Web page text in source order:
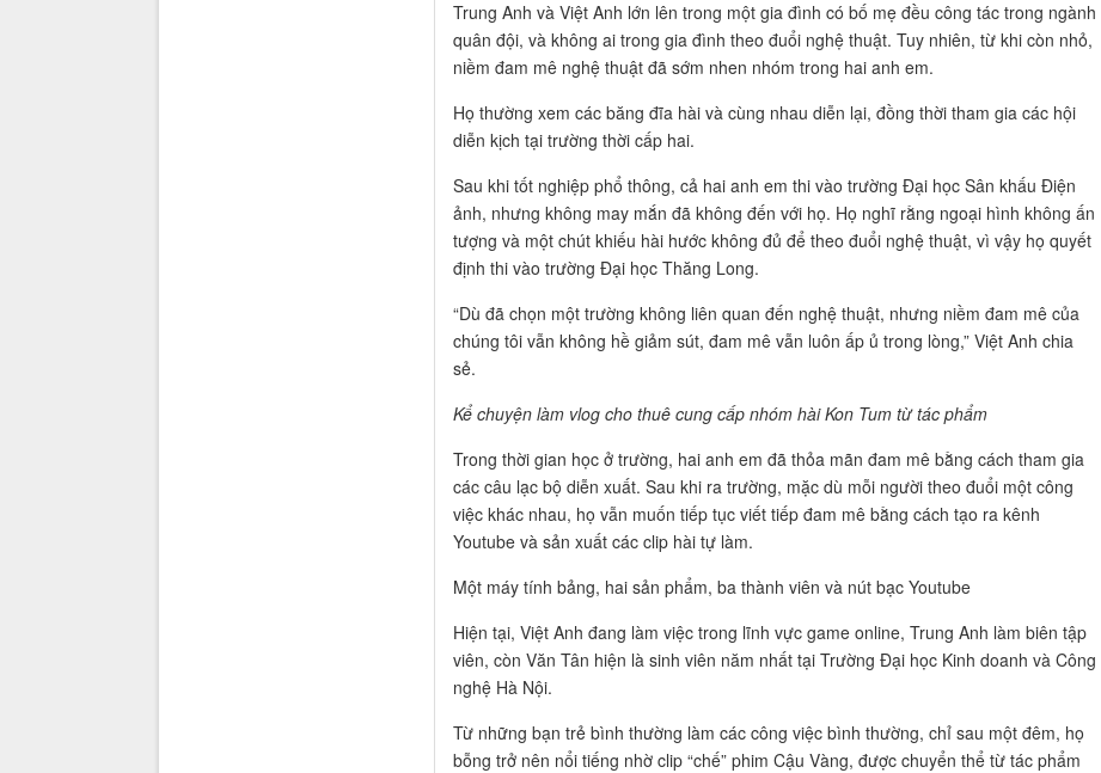
Trung Anh và Việt Anh lớn lên trong một gia đình có bố mẹ đều công tác trong ngành
quân đội, và không ai trong gia đình theo đuổi nghệ thuật. Tuy nhiên, từ khi còn nhỏ,
niềm đam mê nghệ thuật đã sớm nhen nhóm trong hai anh em.
Họ thường xem các băng đĩa hài và cùng nhau diễn lại, đồng thời tham gia các hội
diễn kịch tại trường thời cấp hai.
Sau khi tốt nghiệp phổ thông, cả hai anh em thi vào trường Đại học Sân khấu Điện
ảnh, nhưng không may mắn đã không đến với họ. Họ nghĩ rằng ngoại hình không ấn
tượng và một chút khiếu hài hước không đủ để theo đuổi nghệ thuật, vì vậy họ quyết
định thi vào trường Đại học Thăng Long.
“Dù đã chọn một trường không liên quan đến nghệ thuật, nhưng niềm đam mê của
chúng tôi vẫn không hề giảm sút, đam mê vẫn luôn ấp ủ trong lòng,” Việt Anh chia
sẻ.
Kể chuyện làm vlog cho thuê cung cấp nhóm hài Kon Tum từ tác phẩm
Trong thời gian học ở trường, hai anh em đã thỏa mãn đam mê bằng cách tham gia
các câu lạc bộ diễn xuất. Sau khi ra trường, mặc dù mỗi người theo đuổi một công
việc khác nhau, họ vẫn muốn tiếp tục viết tiếp đam mê bằng cách tạo ra kênh
Youtube và sản xuất các clip hài tự làm.
Một máy tính bảng, hai sản phẩm, ba thành viên và nút bạc Youtube
Hiện tại, Việt Anh đang làm việc trong lĩnh vực game online, Trung Anh làm biên tập
viên, còn Văn Tân hiện là sinh viên năm nhất tại Trường Đại học Kinh doanh và Công
nghệ Hà Nội.
Từ những bạn trẻ bình thường làm các công việc bình thường, chỉ sau một đêm, họ
bỗng trở nên nổi tiếng nhờ clip “chế” phim Cậu Vàng, được chuyển thể từ tác phẩm